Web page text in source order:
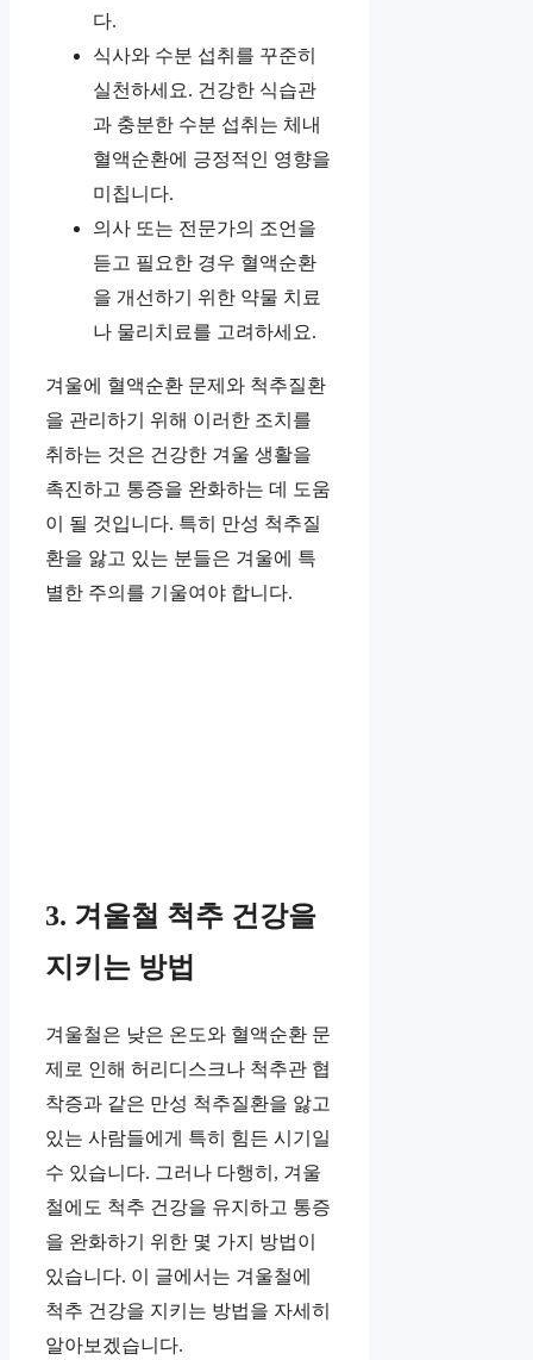
다.
식사와 수분 섭취를 꾸준히
실천하세요. 건강한 식습관
과 충분한 수분 섭취는 체내
혈액순환에 긍정적인 영향을
미칩니다.
의사 또는 전문가의 조언을
듣고 필요한 경우 혈액순환
을 개선하기 위한 약물 치료
나 물리치료를 고려하세요.
겨울에 혈액순환 문제와 척추질환
을 관리하기 위해 이러한 조치를
취하는 것은 건강한 겨울 생활을
촉진하고 통증을 완화하는 데 도움
이 될 것입니다. 특히 만성 척추질
환을 앓고 있는 분들은 겨울에 특
별한 주의를 기울여야 합니다.
3. 겨울철 척추 건강을
지키는 방법
겨울철은 낮은 온도와 혈액순환 문
제로 인해 허리디스크나 척추관 협
착증과 같은 만성 척추질환을 앓고
있는 사람들에게 특히 힘든 시기일
수 있습니다. 그러나 다행히, 겨울
철에도 척추 건강을 유지하고 통증
을 완화하기 위한 몇 가지 방법이
있습니다. 이 글에서는 겨울철에
척추 건강을 지키는 방법을 자세히
알아보겠습니다.